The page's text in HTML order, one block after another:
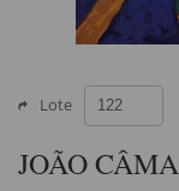
Lote
JOÃO